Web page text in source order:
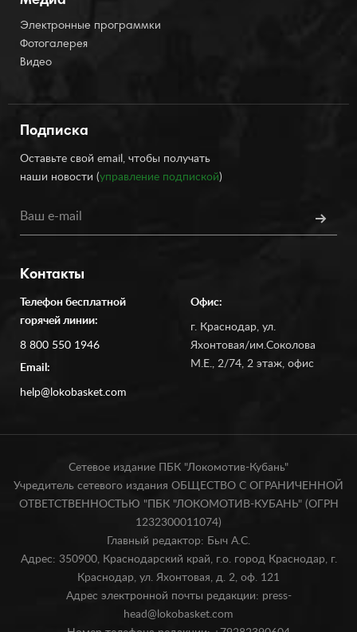
Электронные программки
Фотогалерея
Видео
Подписка
Оставьте свой email, чтобы получать
наши новости (управление подпиской)
Контакты
Телефон бесплатной
горячей линии:
8 800 550 1946
Email:
help@lokobasket.com
Офис:
г. Краснодар, ул.
Яхонтовая/им.Соколова
М.Е., 2/74, 2 этаж, офис
Сетевое издание ПБК "Локомотив-Кубань"
Учредитель сетевого издания ОБЩЕСТВО С ОГРАНИЧЕННОЙ
ОТВЕТСТВЕННОСТЬЮ "ПБК "ЛОКОМОТИВ-КУБАНЬ" (ОГРН
1232300011074)
Главный редактор: Быч А.С.
Адрес: 350900, Краснодарский край, г.о. город Краснодар, г.
Краснодар, ул. Яхонтовая, д. 2, оф. 121
Адрес электронной почты редакции: press-
head@lokobasket.com